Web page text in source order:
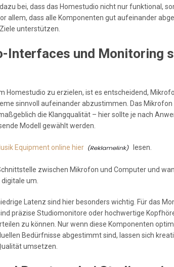
bei, dass das Homestudio nicht nur funktional,
allem, dass alle Komponenten gut aufeinander
unterstützen.
Interfaces und Monitoring
Homestudio zu erzielen, ist es entscheidend,
sinnvoll aufeinander abzustimmen. Das
die Klangqualität – hier sollte je nach
Modell gewählt werden.
Equipment online hier lesen.
zwischen Mikrofon und Computer und
um.
Latenz sind hier besonders wichtig. Für das
präzise Studiomonitore oder hochwertige
zu können. Nur wenn diese Komponenten
Bedürfnisse abgestimmt sind, lassen sich
umsetzen.